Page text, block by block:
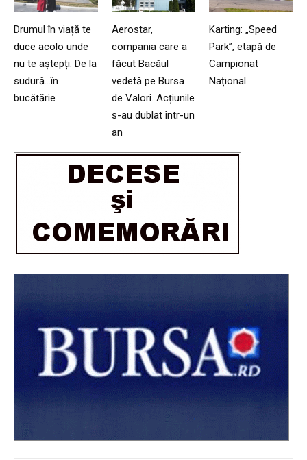
Drumul în viață te
duce acolo unde
nu te aștepți. De la
sudură…în
bucătărie
Aerostar,
compania care a
făcut Bacăul
vedetă pe Bursa
de Valori. Acțiunile
s-au dublat într-un
an
Karting: „Speed
Park”, etapă de
Campionat
Național